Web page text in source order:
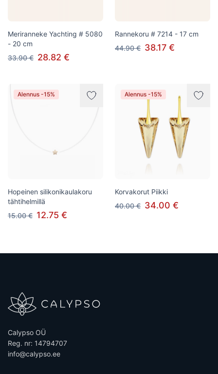
Meriranneke Yachting # 5080
- 20 cm
33.90 € 28.82 €
Rannekoru # 7214 - 17 cm
44.90 € 38.17 €
Alennus -15%
Hopeinen silikonikaulakoru
tähtihelmillä
15.00 € 12.75 €
Alennus -15%
Korvakorut Piikki
40.00 € 34.00 €
Calypso OÜ
Reg. nr: 14794707
info@calypso.ee